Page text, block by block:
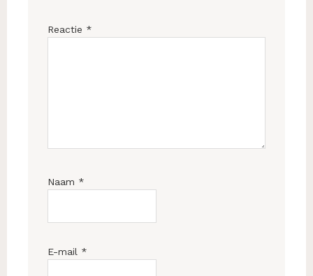
Reactie *
Naam *
E-mail *